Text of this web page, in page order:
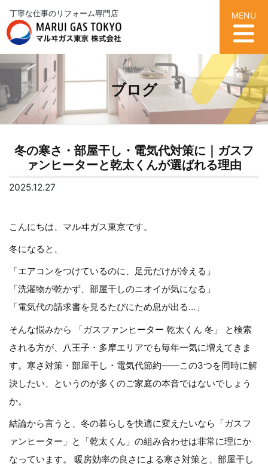
丁寧な仕事のリフォーム専門店 MENU
ブログ
冬の寒さ・部屋干し・電気代対策に｜ガスフ
ァンヒーターと乾太くんが選ばれる理由
2025.12.27
こんにちは、マルヰガス東京です。
冬になると、
「エアコンをつけているのに、足元だけが冷える」
「洗濯物が乾かず、部屋干しのニオイが気になる」
「電気代の請求書を見るたびにため息が出る…」
そんな悩みから 「ガスファンヒーター 乾太くん 冬」 と検索
される方が、八王子・多摩エリアでも毎年一気に増えてきま
す。寒さ対策・部屋干し・電気代節約――この3つを同時に解
決したい、というのが多くのご家庭の本音ではないでしょう
か。
結論から言うと、冬の暮らしを快適に変えたいなら「ガスフ
ァンヒーター」と「乾太くん」の組み合わせは非常に理にか
なっています。 暖房効率の良さによる寒さ対策と、部屋干し